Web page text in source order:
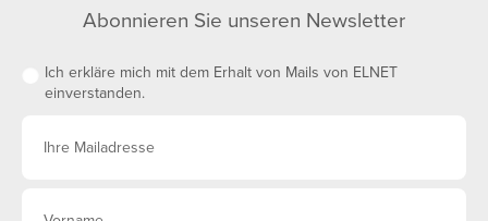
Abonnieren Sie unseren Newsletter
Ich erkläre mich mit dem Erhalt von Mails von ELNET
einverstanden.